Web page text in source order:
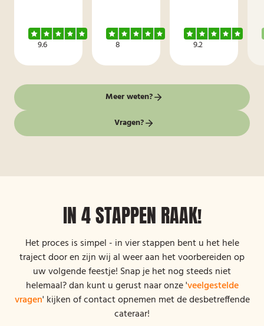
9.6 8 9.2
Meer weten?
Vragen?
IN 4 STAPPEN RAAK!
Het proces is simpel - in vier stappen bent u het hele
traject door en zijn wij al weer aan het voorbereiden op
uw volgende feestje! Snap je het nog steeds niet
helemaal? dan kunt u gerust naar onze 'veelgestelde
vragen' kijken of contact opnemen met de desbetreffende
cateraar!